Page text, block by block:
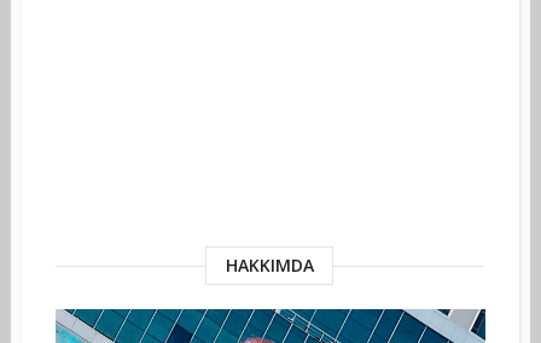
HAKKIMDA